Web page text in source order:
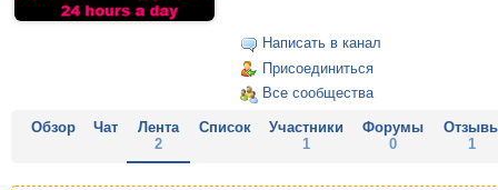
Написать в канал
Присоединиться
Все сообщества
Обзор Чат
Лента
2
Список
Участники
1
Форумы
0
1